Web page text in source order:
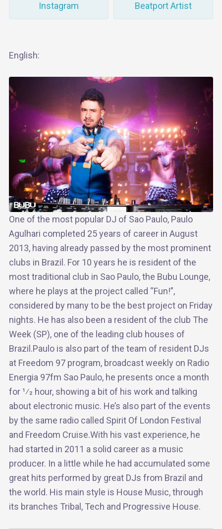
Instagram Beatport Artist
English:
One of the most popular DJ of Sao Paulo, Paulo
Agulhari completed 25 years of career in August
2013, having already passed by the most prominent
clubs in Brazil. For 10 years he is resident of the
most traditional club in Sao Paulo, the Bubu Lounge,
where he plays at the project called “Fun!”,
considered by many to be the best project on Friday
nights. He has also been a resident of the club The
Week (SP), one of the leading club houses of
Brazil.Paulo is also part of the team of resident DJs
at Freedom 97 program, broadcast weekly on Radio
Energia 97fm Sao Paulo, he presents once a month
for 1⁄2 hour, showing a bit of his work and talking
about electronic music. He’s also part of the events
by the same radio called Spirit Of London Festival
and Freedom Cruise.With his vast experience, he
had started in 2011 a solid career as a music
producer. In a little while he had accumulated some
great hits performed by great DJs from Brazil and
the world. His main style is House Music, through
its branches Tribal, Tech and Progressive House.